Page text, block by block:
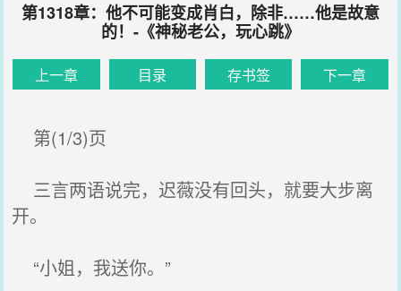
第1318章：他不可能变成肖白，除非……他是故意
的！-《神秘老公，玩心跳》
上一章 目录 存书签 下一章
第(1/3)页
三言两语说完，迟薇没有回头，就要大步离
开。
“小姐，我送你。”